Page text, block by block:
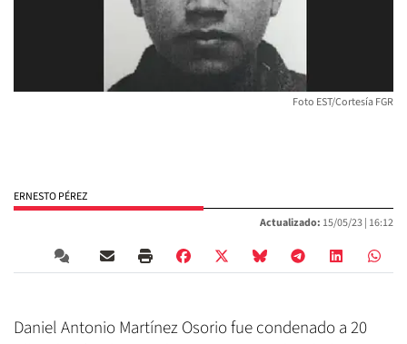
Foto EST/Cortesía FGR
ERNESTO PÉREZ
Actualizado: 15/05/23 | 16:12
Daniel Antonio Martínez Osorio fue condenado a 20